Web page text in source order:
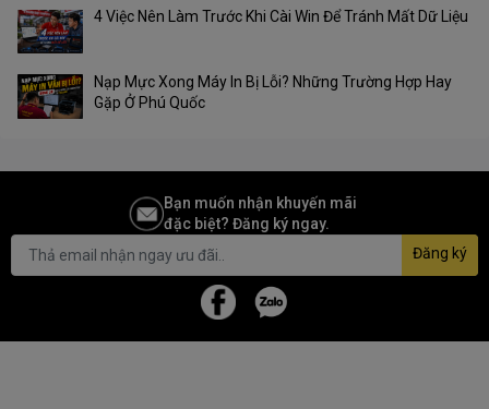
4 Việc Nên Làm Trước Khi Cài Win Để Tránh Mất Dữ Liệu
Nạp Mực Xong Máy In Bị Lỗi? Những Trường Hợp Hay
Gặp Ở Phú Quốc
Bạn muốn nhận khuyến mãi
đặc biệt? Đăng ký ngay.
Đăng ký